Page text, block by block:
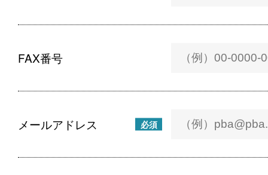
FAX番号
メールアドレス 必須